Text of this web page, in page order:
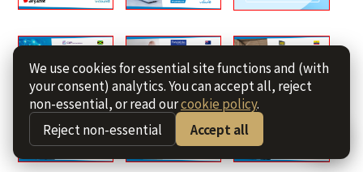
We use cookies for essential site functions and (with
your consent) analytics. You can accept all, reject
non-essential, or read ourcookie policy.
Reject non-essential
Accept all